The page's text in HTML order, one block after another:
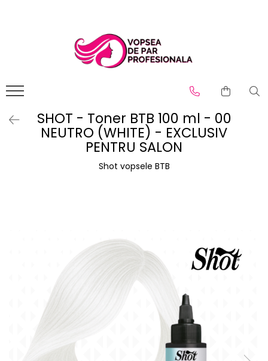
SHOT
SHOT - Toner BTB 100 ml - 00
NEUTRO (WHITE) - EXCLUSIV
PENTRU SALON
Shot vopsele BTB